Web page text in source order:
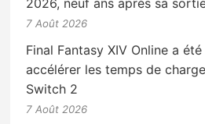
7 Août 2026
Final Fantasy XIV Online a
accélérer les temps de
Switch 2
7 Août 2026